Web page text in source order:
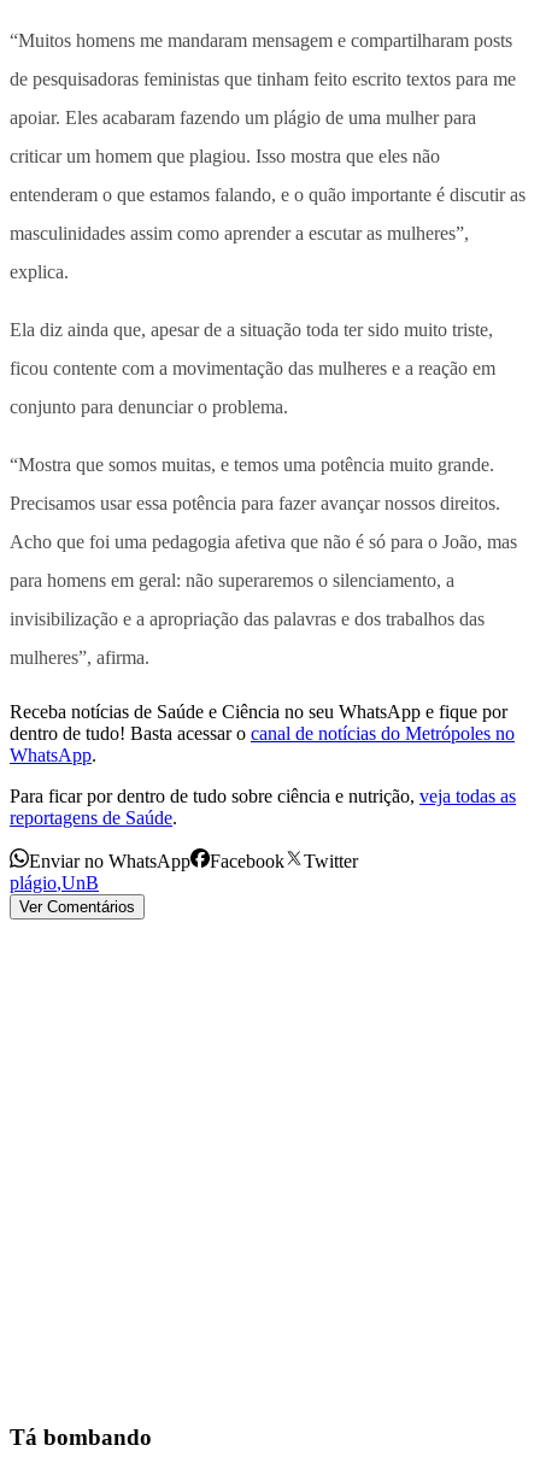
“Muitos homens me mandaram mensagem e compartilharam posts
de pesquisadoras feministas que tinham feito escrito textos para me
apoiar. Eles acabaram fazendo um plágio de uma mulher para
criticar um homem que plagiou. Isso mostra que eles não
entenderam o que estamos falando, e o quão importante é discutir as
masculinidades assim como aprender a escutar as mulheres”,
explica.
Ela diz ainda que, apesar de a situação toda ter sido muito triste,
ficou contente com a movimentação das mulheres e a reação em
conjunto para denunciar o problema.
“Mostra que somos muitas, e temos uma potência muito grande.
Precisamos usar essa potência para fazer avançar nossos direitos.
Acho que foi uma pedagogia afetiva que não é só para o João, mas
para homens em geral: não superaremos o silenciamento, a
invisibilização e a apropriação das palavras e dos trabalhos das
mulheres”, afirma.
Receba notícias de Saúde e Ciência no seu WhatsApp e fique por
dentro de tudo! Basta acessar o canal de notícias do Metrópoles no
WhatsApp.
Para ficar por dentro de tudo sobre ciência e nutrição, veja todas as
reportagens de Saúde.
Enviar no WhatsApp Facebook
Twitter
plágio,UnB
Ver Comentários
Tá bombando